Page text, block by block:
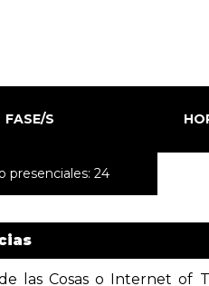
FASE/S
presenciales: 24
las Cosas o Internet of